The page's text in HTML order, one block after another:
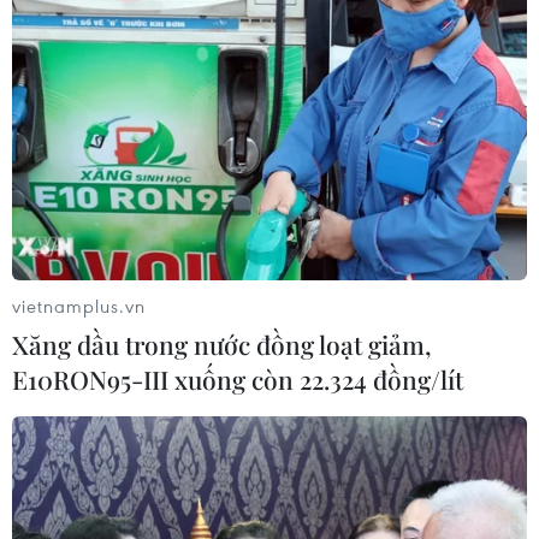
Theo dõi VietnamPlus
TIN LIÊN QUAN
vietnamplus.vn
Xăng dầu trong nước đồng loạt giảm,
E10RON95-III xuống còn 22.324 đồng/lít